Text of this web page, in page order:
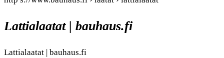
Lattialaatat | bauhaus.fi
Lattialaatat | bauhaus.fi